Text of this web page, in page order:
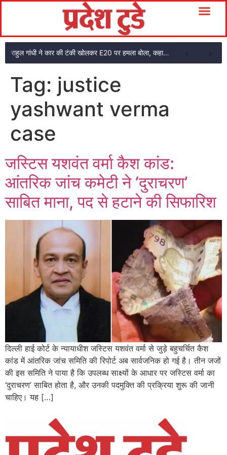
राहुल गांधी ने कार की टंकी खोलकर E20 पर हमला बोला, कहा- पूरी दाल ही काली है
Tag: justice
yashwant verma
case
जस्टिस यशवंत वर्मा कैश कांड:
आंतरिक जांच कमेटी ने ‘दुराचरण’
साबित माना, पद से हटाने की सिफारिश
दिल्ली हाई कोर्ट के न्यायाधीश जस्टिस यशवंत वर्मा से जुड़े बहुचर्चित कैश
कांड में आंतरिक जांच समिति की रिपोर्ट अब सार्वजनिक हो गई है। तीन जजों
की इस समिति ने पाया है कि उपलब्ध साक्ष्यों के आधार पर जस्टिस वर्मा का
‘दुराचरण’ साबित होता है, और उनकी पदमुक्ति की प्रक्रिया शुरू की जानी
चाहिए। यह […]